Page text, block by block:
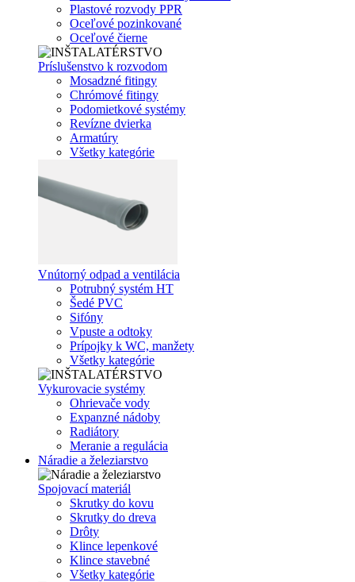
Plastové rozvody PPR
Oceľové pozinkované
Oceľové čierne
Príslušenstvo k rozvodom
Mosadzné fitingy
Chrómové fitingy
Podomietkové systémy
Revízne dvierka
Armatúry
Všetky kategórie
Vnútorný odpad a ventilácia
Potrubný systém HT
Šedé PVC
Sifóny
Vpuste a odtoky
Prípojky k WC, manžety
Všetky kategórie
Vykurovacie systémy
Ohrievače vody
Expanzné nádoby
Radiátory
Meranie a regulácia
Náradie a železiarstvo
Spojovací materiál
Skrutky do kovu
Skrutky do dreva
Drôty
Klince lepenkové
Klince stavebné
Všetky kategórie